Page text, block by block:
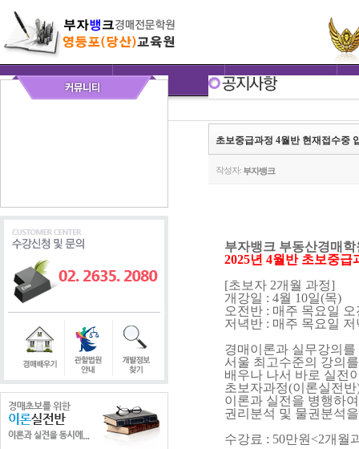
초보중급과정 4월반 현재접수중
작성자: 부자뱅크
부자뱅크 부동산경매
2025년 4월반 초보중
[초보자 2개월 과정]
개강일 : 4월 10일(목)
오전반 : 매주 목요일
저녁반 : 매주 목요일
경매이론과 실무강의를
서울 최고수준의 강의
배우나 나서 바로 실전
초보자과정(이론실전
이론과 실전을 병행하
권리분석 및 물권분석
수강료 : 50만원<2개월